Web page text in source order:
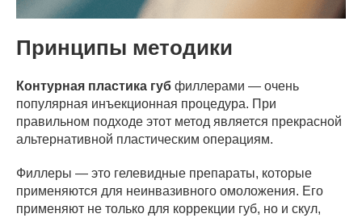
Принципы методики
Контурная пластика губ филлерами — очень
популярная инъекционная процедура. При
правильном подходе этот метод является прекрасной
альтернативной пластическим операциям.
Филлеры — это гелевидные препараты, которые
применяются для неинвазивного омоложения. Его
применяют не только для коррекции губ, но и скул,